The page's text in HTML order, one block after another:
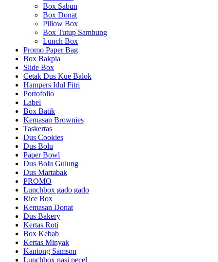
Box Sabun
Box Donat
Pillow Box
Box Tutup Sambung
Lunch Box
Promo Paper Bag
Box Bakpia
Slide Box
Cetak Dus Kue Balok
Hampers Idul Fitri
Portofolio
Label
Box Batik
Kemasan Brownies
Taskertas
Dus Cookies
Dus Bolu
Paper Bowl
Dus Bolu Gulung
Dus Martabak
PROMO
Lunchbox gado gado
Rice Box
Kemasan Donat
Dus Bakery
Kertas Roti
Box Kebab
Kertas Minyak
Kantong Samson
Lunchbox nasi pecel